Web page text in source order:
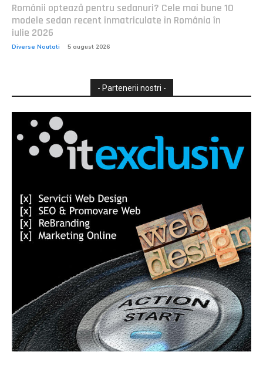
Românii optează pentru sedanuri? Cele mai bune 10
modele sedan recent înmatriculate în România în
iulie 2026
Diverse Noutati 5 august 2026
- Partenerii nostri -